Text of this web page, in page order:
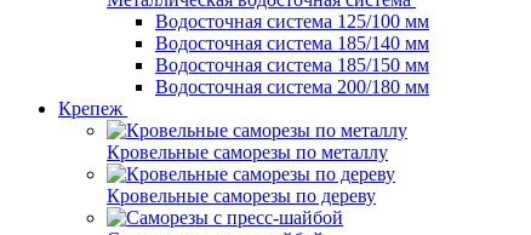
Водосточная система 125/100 мм
Водосточная система 185/140 мм
Водосточная система 185/150 мм
Водосточная система 200/180 мм
Крепеж
Кровельные саморезы по металлу
Кровельные саморезы по дереву